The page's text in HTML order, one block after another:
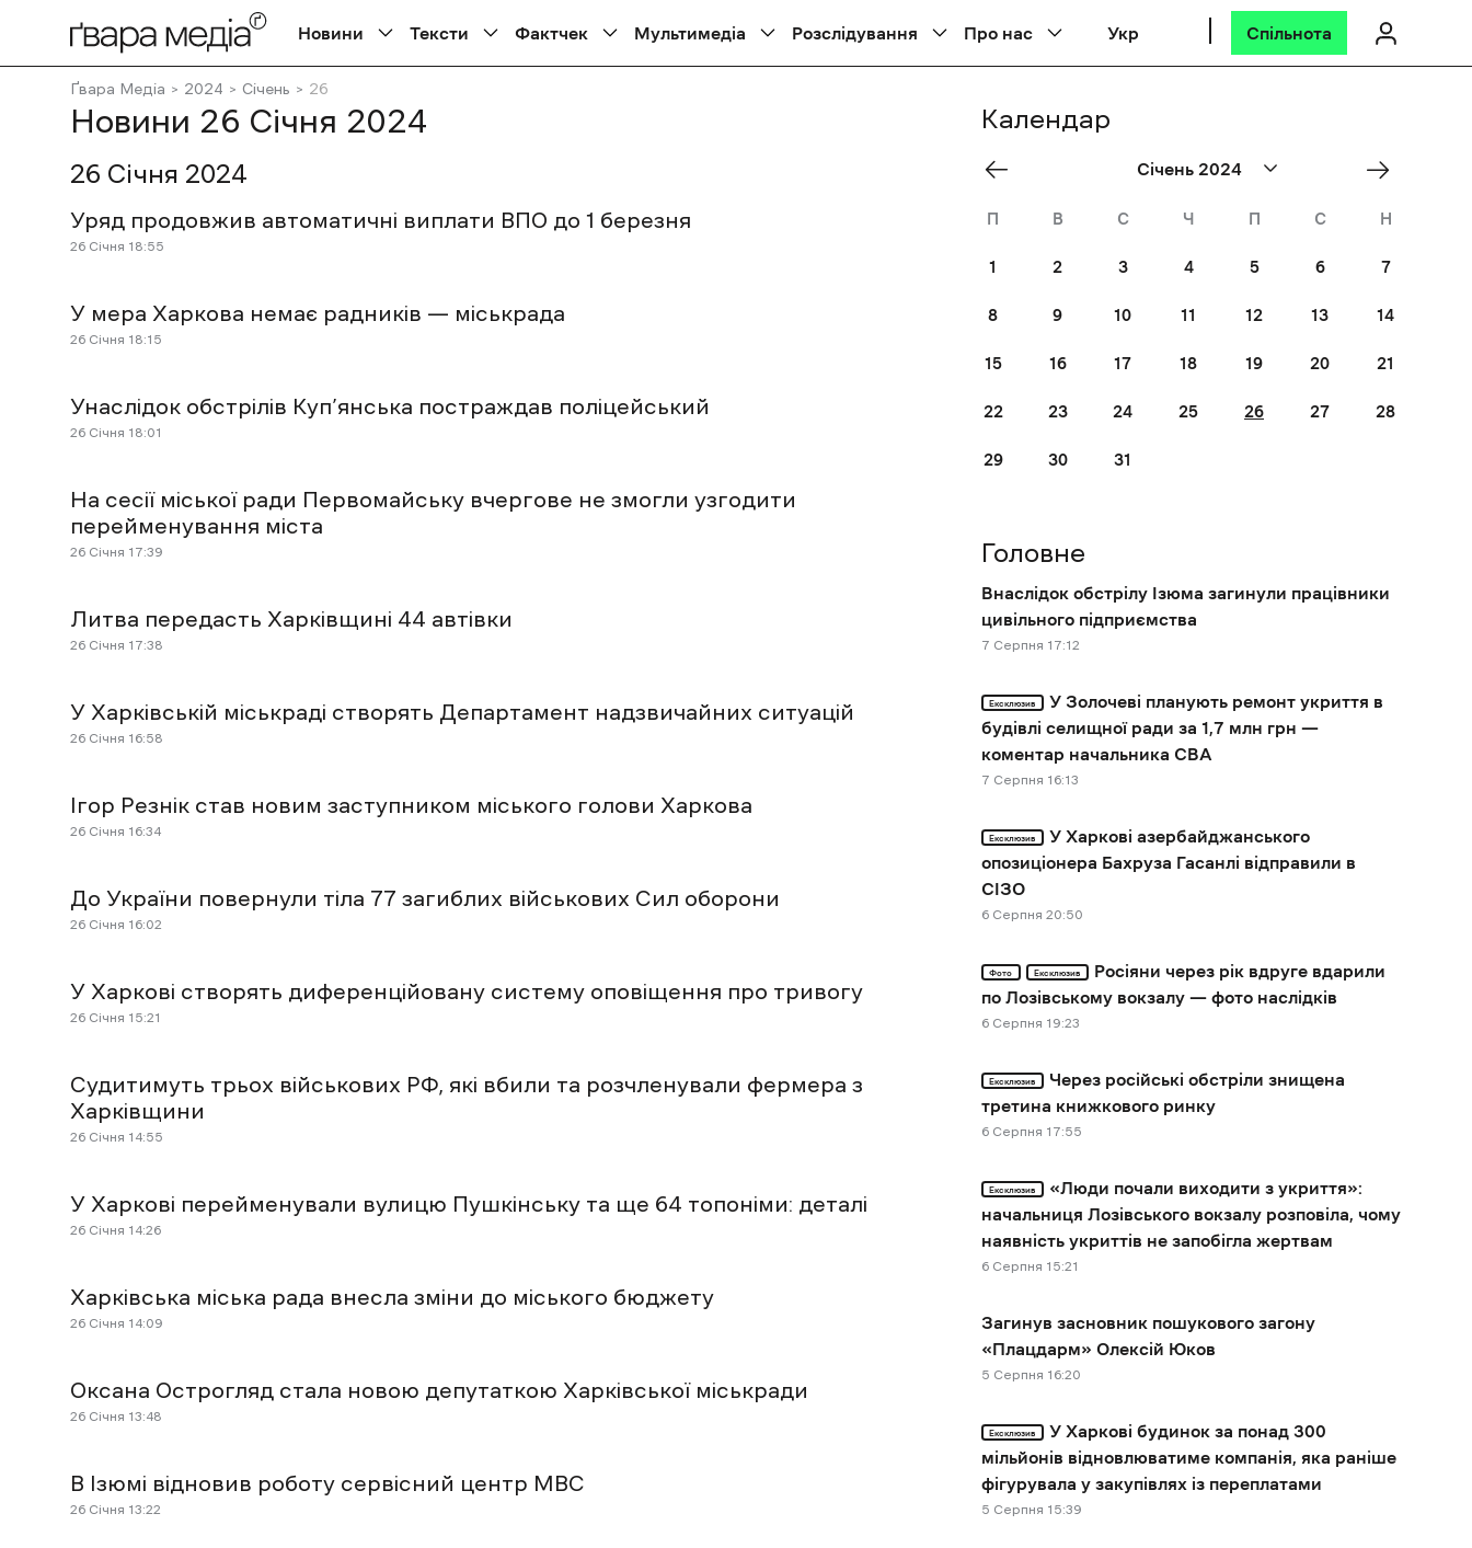
Новини Тексти Фактчек Мультимедіа Розслідування Про нас Укр Спільнота
Ґвара Медіа 2024 Січень 26
Новини 26 Січня 2024
26 Січня 2024
Уряд продовжив автоматичні виплати ВПО до 1 березня
26 Січня 18:55
У мера Харкова немає радників — міськрада
26 Січня 18:15
Унаслідок обстрілів Куп’янська постраждав поліцейський
26 Січня 18:01
На сесії міської ради Первомайську вчергове не змогли узгодити
перейменування міста
26 Січня 17:39
Литва передасть Харківщині 44 автівки
26 Січня 17:38
У Харківській міськраді створять Департамент надзвичайних ситуацій
26 Січня 16:58
Ігор Резнік став новим заступником міського голови Харкова
26 Січня 16:34
До України повернули тіла 77 загиблих військових Сил оборони
26 Січня 16:02
У Харкові створять диференційовану систему оповіщення про тривогу
26 Січня 15:21
Судитимуть трьох військових РФ, які вбили та розчленували фермера з
Харківщини
26 Січня 14:55
У Харкові перейменували вулицю Пушкінську та ще 64 топоніми: деталі
26 Січня 14:26
Харківська міська рада внесла зміни до міського бюджету
26 Січня 14:09
Оксана Острогляд стала новою депутаткою Харківської міськради
26 Січня 13:48
В Ізюмі відновив роботу сервісний центр МВС
26 Січня 13:22
Календар
Січень 2024
П В С Ч П С Н
1 2 3 4 5 6 7
8 9 10 11 12 13 14
15 16 17 18 19 20 21
22 23 24 25 26 27 28
29 30 31
«
Dec
Лют
»
Головне
Внаслідок обстрілу Ізюма загинули працівники
цивільного підприємства
7 Cерпня 17:12
Ексклюзив
У Золочеві планують ремонт укриття в
будівлі селищної ради за 1,7 млн грн —
коментар начальника СВА
7 Cерпня 16:13
Ексклюзив
У Харкові азербайджанського
опозиціонера Бахруза Гасанлі відправили в
СІЗО
6 Cерпня 20:50
Фото Ексклюзив
Росіяни через рік вдруге вдарили
по Лозівському вокзалу — фото наслідків
6 Cерпня 19:23
Ексклюзив
Через російські обстріли знищена
третина книжкового ринку
6 Cерпня 17:55
Ексклюзив
«Люди почали виходити з укриття»:
начальниця Лозівського вокзалу розповіла, чому
наявність укриттів не запобігла жертвам
6 Cерпня 15:21
Загинув засновник пошукового загону
«Плацдарм» Олексій Юков
5 Cерпня 16:20
Ексклюзив
У Харкові будинок за понад 300
мільйонів відновлюватиме компанія, яка раніше
фігурувала у закупівлях із переплатами
5 Cерпня 15:39